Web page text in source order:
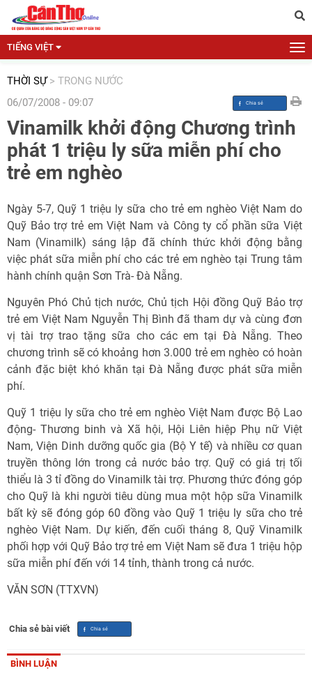
TIẾNG VIỆT
THỜI SỰ > TRONG NƯỚC
06/07/2008 - 09:07
Vinamilk khởi động Chương trình
phát 1 triệu ly sữa miễn phí cho
trẻ em nghèo
Ngày 5-7, Quỹ 1 triệu ly sữa cho trẻ em nghèo Việt Nam do
Quỹ Bảo trợ trẻ em Việt Nam và Công ty cổ phần sữa Việt
Nam (Vinamilk) sáng lập đã chính thức khởi động bằng
việc phát sữa miễn phí cho các trẻ em nghèo tại Trung tâm
hành chính quận Sơn Trà- Đà Nẵng.
Nguyên Phó Chủ tịch nước, Chủ tịch Hội đồng Quỹ Bảo trợ
trẻ em Việt Nam Nguyễn Thị Bình đã tham dự và cùng đơn
vị tài trợ trao tặng sữa cho các em tại Đà Nẵng. Theo
chương trình sẽ có khoảng hơn 3.000 trẻ em nghèo có hoàn
cảnh đặc biệt khó khăn tại Đà Nẵng được phát sữa miễn
phí.
Quỹ 1 triệu ly sữa cho trẻ em nghèo Việt Nam được Bộ Lao
động- Thương binh và Xã hội, Hội Liên hiệp Phụ nữ Việt
Nam, Viện Dinh dưỡng quốc gia (Bộ Y tế) và nhiều cơ quan
truyền thông lớn trong cả nước bảo trợ. Quỹ có giá trị tối
thiểu là 3 tỉ đồng do Vinamilk tài trợ. Phương thức đóng góp
cho Quỹ là khi người tiêu dùng mua một hộp sữa Vinamilk
bất kỳ sẽ đóng góp 60 đồng vào Quỹ 1 triệu ly sữa cho trẻ
nghèo Việt Nam. Dự kiến, đến cuối tháng 8, Quỹ Vinamilk
phối hợp với Quỹ Bảo trợ trẻ em Việt Nam sẽ đưa 1 triệu hộp
sữa miễn phí đến với 14 tỉnh, thành trong cả nước.
VĂN SƠN (TTXVN)
Chia sẻ bài viết
BÌNH LUẬN